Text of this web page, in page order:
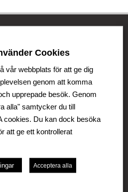
familjeägd företagsgrupp med
Storbritannien,
och Tyskland. Koncernen
Be-Ge Seating Division,
och Be-Ge Vehicle
Cookies
vår webbplats för att ge dig
genom att komma
upprepade besök. Genom
alla" samtycker du till
cookies. Du kan dock besöka
att ge ett kontrollerat
Acceptera alla